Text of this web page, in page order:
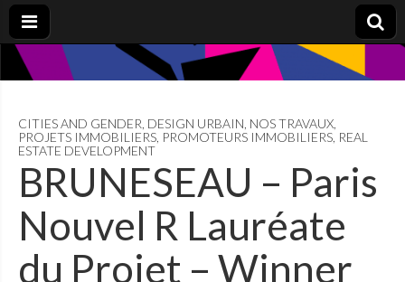
CITIES AND GENDER DESIGN URBAIN NOS TRAVAUX
PROJETS IMMOBILIERS PROMOTEURS IMMOBILIERS REAL
ESTATE DEVELOPMENT
BRUNESEAU – Paris
Nouvel R Lauréate
du Projet – Winner